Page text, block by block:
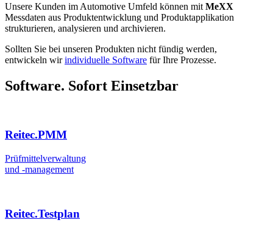
Unsere Kunden im Automotive Umfeld können mit MeXX
Messdaten aus Produktentwicklung und Produktapplikation
strukturieren, analysieren und archivieren.
Sollten Sie bei unseren Produkten nicht fündig werden,
entwickeln wirindividuelle Software für Ihre Prozesse.
Software. Sofort Einsetzbar
Reitec.PMM
Prüfmittelverwaltung
und -management
Reitec.Testplan